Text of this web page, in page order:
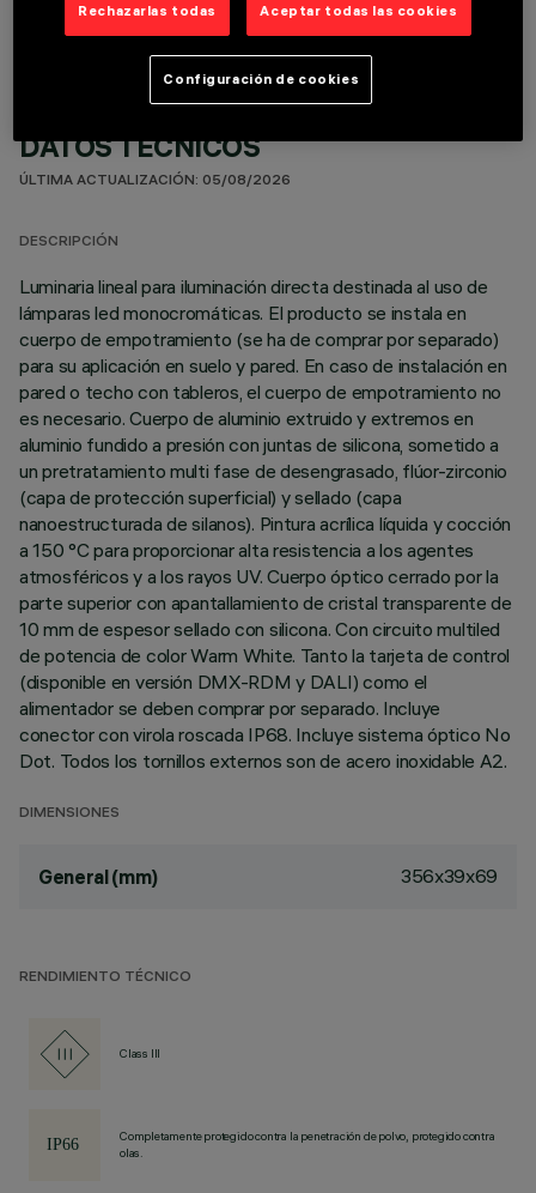
DATOS TÉCNICOS
ÚLTIMA ACTUALIZACIÓN: 05/08/2026
DESCRIPCIÓN
Luminaria lineal para iluminación directa destinada al uso de
lámparas led monocromáticas. El producto se instala en
cuerpo de empotramiento (se ha de comprar por separado)
para su aplicación en suelo y pared. En caso de instalación en
pared o techo con tableros, el cuerpo de empotramiento no
es necesario. Cuerpo de aluminio extruido y extremos en
aluminio fundido a presión con juntas de silicona, sometido a
un pretratamiento multi fase de desengrasado, flúor-zirconio
(capa de protección superficial) y sellado (capa
nanoestructurada de silanos). Pintura acrílica líquida y cocción
a 150 °C para proporcionar alta resistencia a los agentes
atmosféricos y a los rayos UV. Cuerpo óptico cerrado por la
parte superior con apantallamiento de cristal transparente de
10 mm de espesor sellado con silicona. Con circuito multiled
de potencia de color Warm White. Tanto la tarjeta de control
(disponible en versión DMX-RDM y DALI) como el
alimentador se deben comprar por separado. Incluye
conector con virola roscada IP68. Incluye sistema óptico No
Dot. Todos los tornillos externos son de acero inoxidable A2.
DIMENSIONES
General (mm) 356x39x69
RENDIMIENTO TÉCNICO
Class III
Completamente protegido contra la penetración de polvo, protegido contra
olas.
Rechazarlas todas Aceptar todas las cookies
Configuración de cookies